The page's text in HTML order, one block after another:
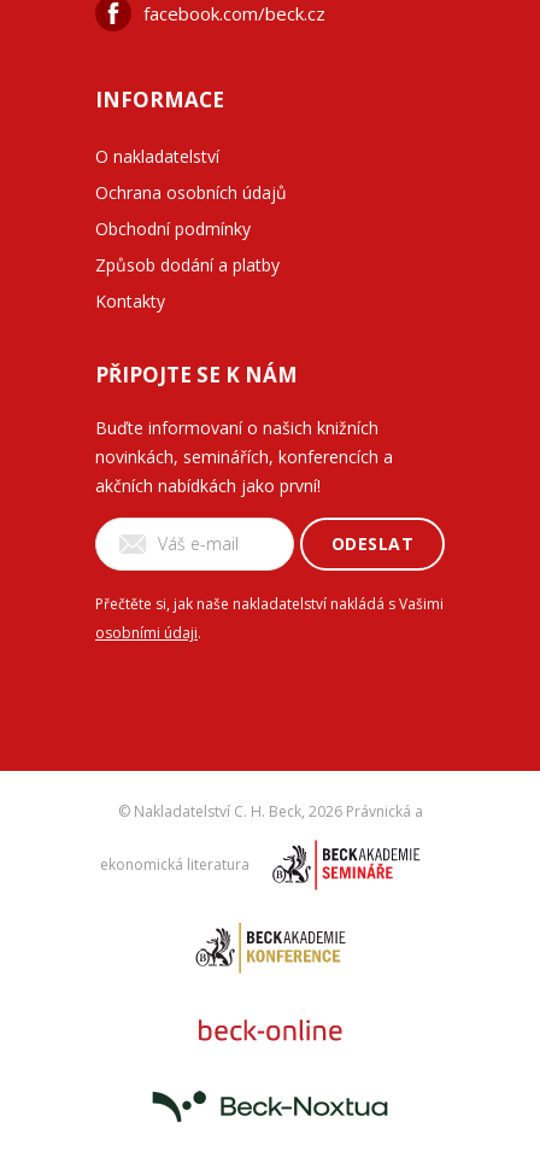
facebook.com/beck.cz
INFORMACE
O nakladatelství
Ochrana osobních údajů
Obchodní podmínky
Způsob dodání a platby
Kontakty
PŘIPOJTE SE K NÁM
Buďte informovaní o našich knižních
novinkách, seminářích, konferencích a
akčních nabídkách jako první!
ODESLAT
Přečtěte si, jak naše nakladatelství nakládá s Vašimi
osobními údaji.
© Nakladatelství C. H. Beck, 2026 Právnická a
ekonomická literatura